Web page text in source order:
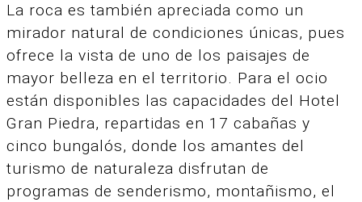
La roca es también apreciada como un
mirador natural de condiciones únicas, pues
ofrece la vista de uno de los paisajes de
mayor belleza en el territorio. Para el ocio
están disponibles las capacidades del Hotel
Gran Piedra, repartidas en 17 cabañas y
cinco bungalós, donde los amantes del
turismo de naturaleza disfrutan de
programas de senderismo, montañismo, el